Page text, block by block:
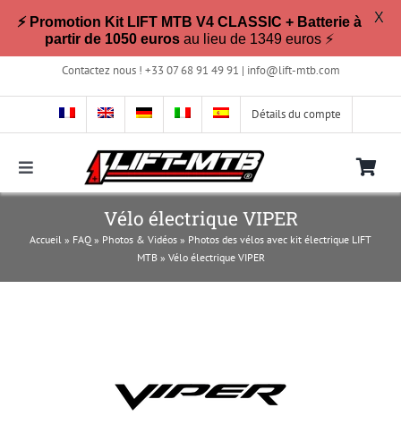
au
Contactez nous ! +33 07 68 91 49 91 | info@lift-mtb.com
Détails du compte
Toggle
Navigation
Compatible avec mon vélo ?
Vélo électrique VIPER
Accueil » FAQ » Photos & Vidéos » Photos des vélos avec kit électrique LIFT
MTB» Vélo électrique VIPER
⚡ Promotion Kit LIFT MTB V4 CLASSIC + Batterie à
partir de 1050 euros au lieu de 1349 euros ⚡
X